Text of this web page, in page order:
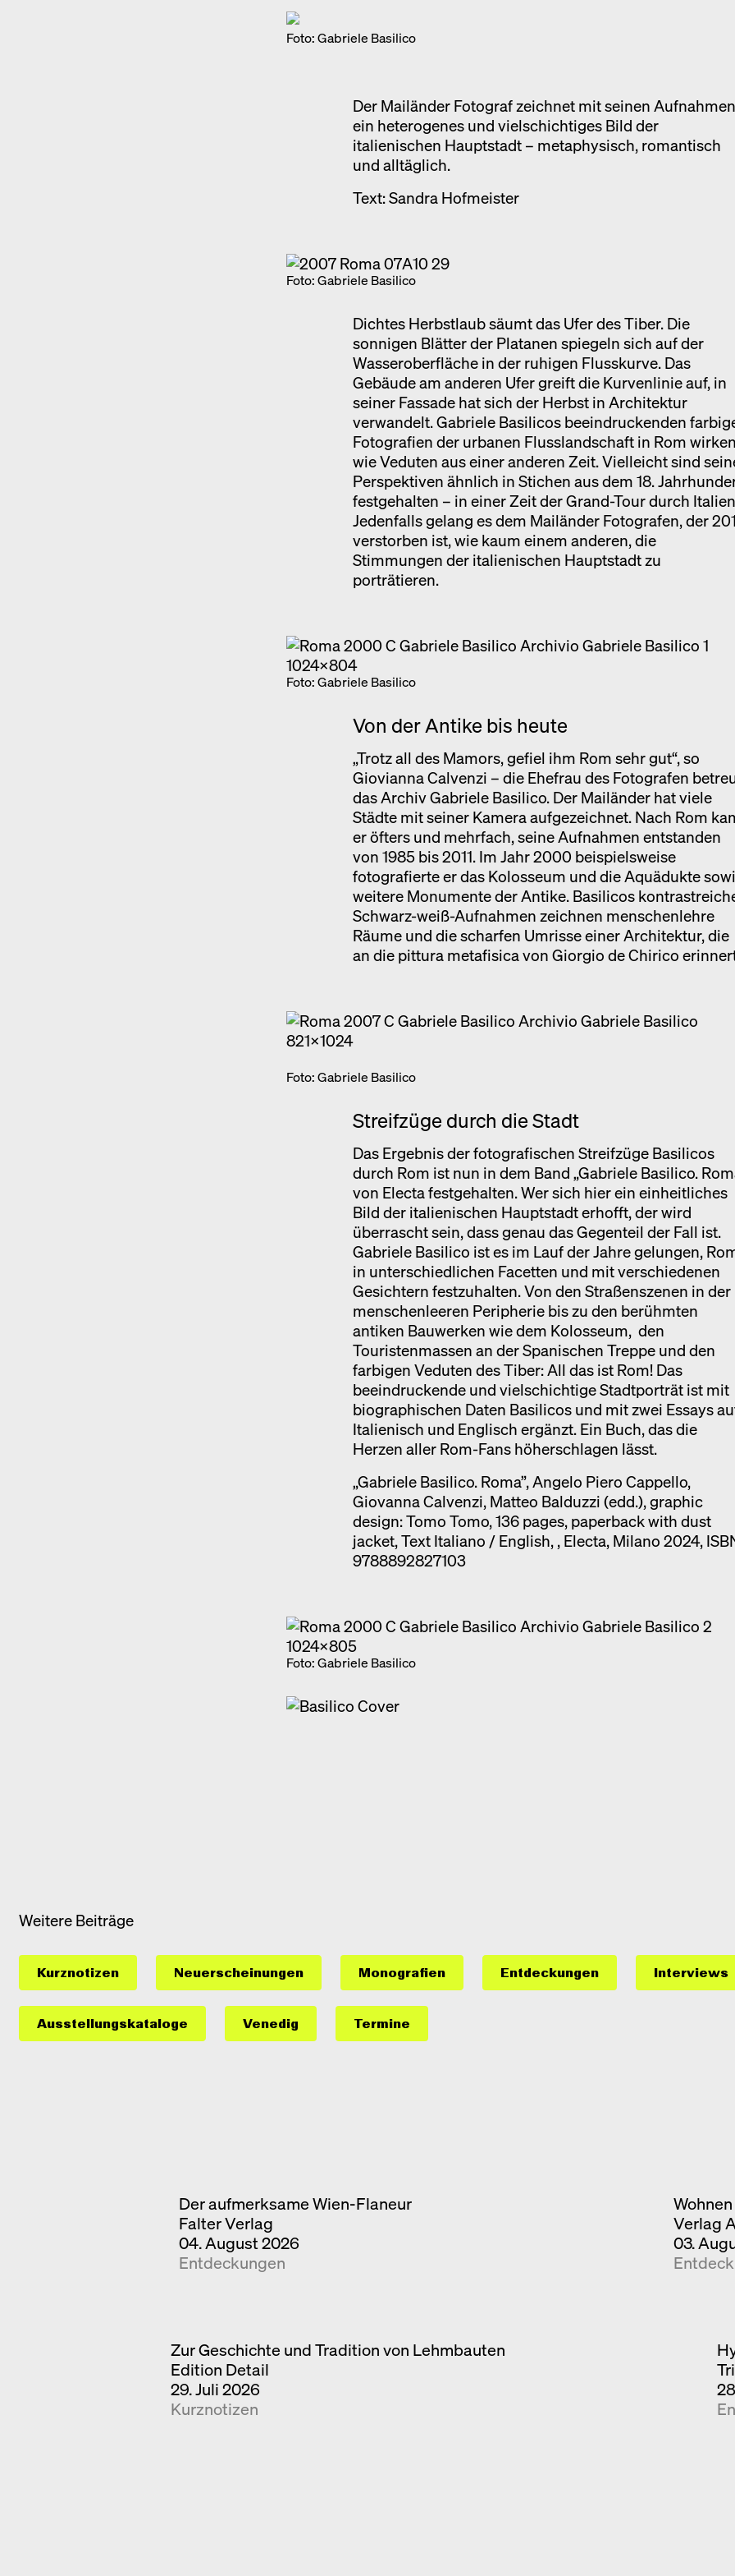
Foto: Gabriele Basilico
Der Mailänder Fotograf zeichnet mit seinen
ein heterogenes und vielschichtiges Bild der
italienischen Hauptstadt – metaphysisch, romantisch
und alltäglich.
Text: Sandra Hofmeister
Foto: Gabriele Basilico
Dichtes Herbstlaub säumt das Ufer des Tiber. Die
sonnigen Blätter der Platanen spiegeln sich auf der
Wasseroberfläche in der ruhigen Flusskurve. Das
Gebäude am anderen Ufer greift die Kurvenlinie auf, in
seiner Fassade hat sich der Herbst in Architektur
verwandelt. Gabriele Basilicos beeindruckenden
Fotografien der urbanen Flusslandschaft in Rom
wie Veduten aus einer anderen Zeit. Vielleicht sind
Perspektiven ähnlich in Stichen aus dem 18.
festgehalten – in einer Zeit der Grand-Tour durch
Jedenfalls gelang es dem Mailänder Fotografen, der
verstorben ist, wie kaum einem anderen, die
Stimmungen der italienischen Hauptstadt zu
porträtieren.
Foto: Gabriele Basilico
Von der Antike bis heute
„Trotz all des Mamors, gefiel ihm Rom sehr gut“, so
Giovianna Calvenzi – die Ehefrau des Fotografen
das Archiv Gabriele Basilico. Der Mailänder hat viele
Städte mit seiner Kamera aufgezeichnet. Nach Rom
er öfters und mehrfach, seine Aufnahmen entstanden
von 1985 bis 2011. Im Jahr 2000 beispielsweise
fotografierte er das Kolosseum und die Aquädukte
weitere Monumente der Antike. Basilicos
Schwarz-weiß-Aufnahmen zeichnen menschenlehre
Räume und die scharfen Umrisse einer Architektur, die
an die pittura metafisica von Giorgio de Chirico
Foto: Gabriele Basilico
Streifzüge durch die Stadt
Das Ergebnis der fotografischen Streifzüge Basilicos
durch Rom ist nun in dem Band „Gabriele Basilico.
von Electa festgehalten. Wer sich hier ein einheitliches
Bild der italienischen Hauptstadt erhofft, der wird
überrascht sein, dass genau das Gegenteil der Fall ist.
Gabriele Basilico ist es im Lauf der Jahre gelungen,
in unterschiedlichen Facetten und mit verschiedenen
Gesichtern festzuhalten. Von den Straßenszenen in der
menschenleeren Peripherie bis zu den berühmten
antiken Bauwerken wie dem Kolosseum, den
Touristenmassen an der Spanischen Treppe und den
farbigen Veduten des Tiber: All das ist Rom! Das
beeindruckende und vielschichtige Stadtporträt ist mit
biographischen Daten Basilicos und mit zwei Essays
Italienisch und Englisch ergänzt. Ein Buch, das die
Herzen aller Rom-Fans höherschlagen lässt.
„Gabriele Basilico. Roma”, Angelo Piero Cappello,
Giovanna Calvenzi, Matteo Balduzzi (edd.), graphic
design: Tomo Tomo, 136 pages, paperback with dust
jacket, Text Italiano / English, , Electa, Milano 2024,
9788892827103
Foto: Gabriele Basilico
Weitere Beiträge
Kurznotizen Neuerscheinungen Monografien Entdeckungen Interviews
Ausstellungs­kataloge Venedig Termine
Der aufmerksame Wien-Flaneur
Falter Verlag
04. August 2026
Entdeckungen
Verlag
03.
Zur Geschichte und Tradition von Lehmbauten
Edition Detail
29. Juli 2026
Kurznotizen